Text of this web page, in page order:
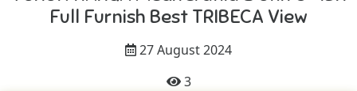
Full Furnish Best TRIBECA View
27 August 2024
3